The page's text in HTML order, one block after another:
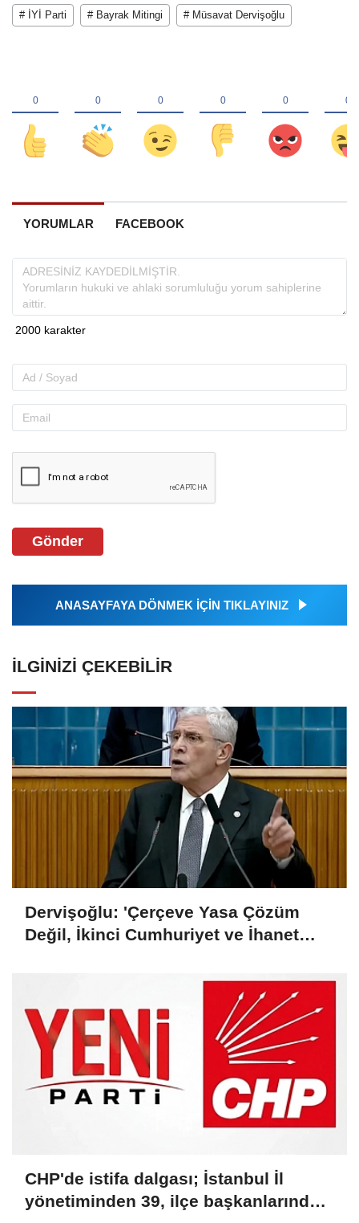
# İYİ Parti # Bayrak Mitingi # Müsavat Dervişoğlu
YORUMLAR FACEBOOK
Gönder
ANASAYFAYA DÖNMEK İÇİN TIKLAYINIZ
İLGINIZI ÇEKEBILIR
Dervişoğlu: 'Çerçeve Yasa Çözüm
Değil, İkinci Cumhuriyet ve İhanet
CHP'de istifa dalgası; İstanbul İl
yönetiminden 39, ilçe başkanlarından